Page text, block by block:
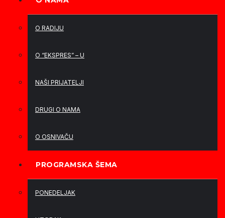
O RADIJU
O “EKSPRES” – U
NAŠI PRIJATELJI
DRUGI O NAMA
O OSNIVAČU
PROGRAMSKA ŠEMA
PONEDELJAK